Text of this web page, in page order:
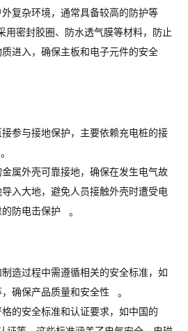
外复杂环境，通常具备较高的防护等
密封胶圈、防水透气膜等材料，防止
进入，确保主板和电子元件的安全
接参与接地保护，主要依赖充电桩的接
。
金属外壳可靠接地，确保在发生电气故
入大地，避免人员接触外壳时遭受电
防电击保护
。
制造过程中需遵循相关的安全标准，如
确保产品质量和安全性
。
格的安全标准和认证要求，如中国的